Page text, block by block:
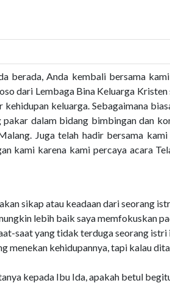
berada, Anda kembali bersama
dari Lembaga Bina Keluarga
keluarga. Sebagaimana
pakar dalam bidang bimbingan dan
Juga telah hadir bersama
kami karena kami percaya acara
sikap atau keadaan dari seorang
lebih baik saya memfokuskan
saat yang tidak terduga seorang istri
menekan kehidupannya, tapi kalau
kepada Ibu Ida, apakah betul